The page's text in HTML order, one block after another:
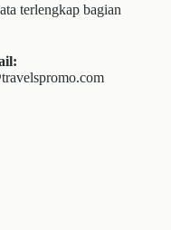
terlengkap bagian